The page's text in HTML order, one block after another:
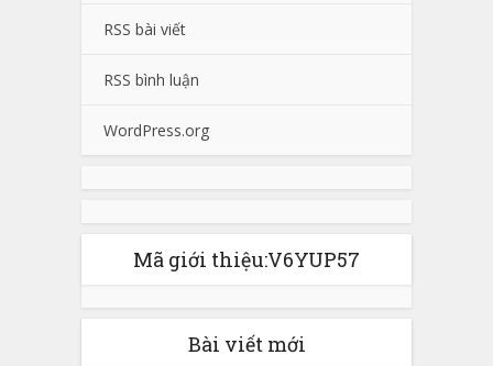
RSS bài viết
RSS bình luận
WordPress.org
Mã giới thiệu:V6YUP57
Bài viết mới